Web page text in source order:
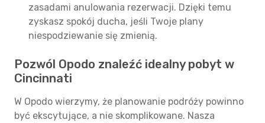
zasadami anulowania rezerwacji. Dzięki temu
zyskasz spokój ducha, jeśli Twoje plany
niespodziewanie się zmienią.
Pozwól Opodo znaleźć idealny pobyt w
Cincinnati
W Opodo wierzymy, że planowanie podróży powinno
być ekscytujące, a nie skomplikowane. Nasza